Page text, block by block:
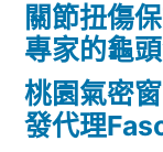
關節扭傷
專家的龜
桃園氣密
發代理